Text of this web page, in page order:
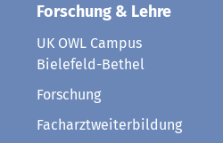
Forschung & Lehre
UK OWL Campus
Bielefeld-Bethel
Forschung
Facharztweiterbildung